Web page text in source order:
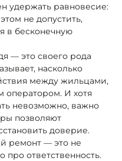
удержать равновесие:
не допустить,
в бесконечную
— это своего рода
насколько
между жильцами,
оператором. И хотя
невозможно, важно
позволяют
доверие.
ремонт — это не
ответственность.